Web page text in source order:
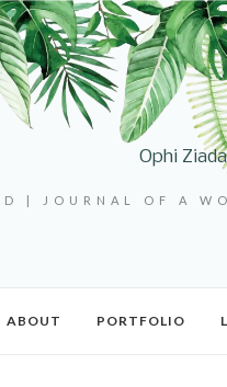
Ophi
| JOURNAL OF A
ABOUT PORTFOLIO